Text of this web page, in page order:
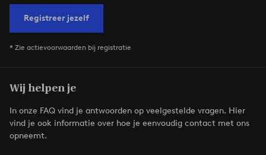
Registreer jezelf
* Zie actievoorwaarden bij registratie
Wij helpen je
In onze FAQ vind je antwoorden op veelgestelde vragen. Hier
vind je ook informatie over hoe je eenvoudig contact met ons
opneemt.